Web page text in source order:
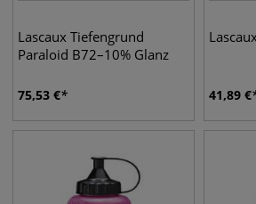
Lascaux Tiefengrund
Paraloid B72–10% Glanz
75,53 € 41,89 €